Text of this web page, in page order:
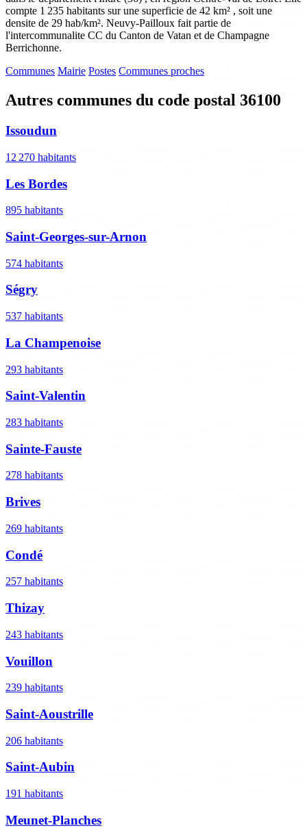
compte 1 235 habitants sur une superficie de 42 km² , soit une
densite de 29 hab/km². Neuvy-Pailloux fait partie de
l'intercommunalite CC du Canton de Vatan et de Champagne
Berrichonne.
Communes Mairie Postes Communes proches
Autres communes du code postal 36100
Issoudun
12 270 habitants
Les Bordes
895 habitants
Saint-Georges-sur-Arnon
574 habitants
Ségry
537 habitants
La Champenoise
293 habitants
Saint-Valentin
283 habitants
Sainte-Fauste
278 habitants
Brives
269 habitants
Condé
257 habitants
Thizay
243 habitants
Vouillon
239 habitants
Saint-Aoustrille
206 habitants
Saint-Aubin
191 habitants
Meunet-Planches